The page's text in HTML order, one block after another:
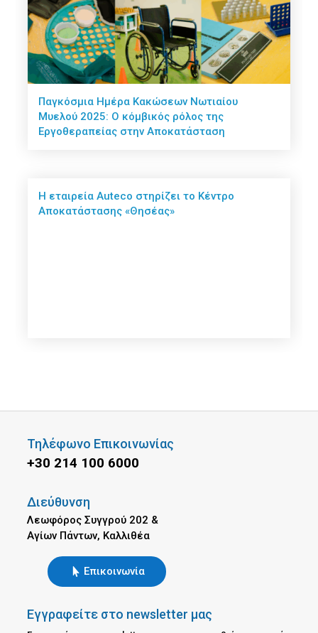
Παγκόσμια Ημέρα Κακώσεων Νωτιαίου
Μυελού 2025: Ο κόμβικός ρόλος της
Εργοθεραπείας στην Αποκατάσταση
Η εταιρεία Auteco στηρίζει το Κέντρο
Αποκατάστασης «Θησέας»
Τηλέφωνο Επικοινωνίας
+30 214 100 6000
Διεύθυνση
Λεωφόρος Συγγρού 202 &
Αγίων Πάντων, Καλλιθέα
Επικοινωνία
Εγγραφείτε στο newsletter μας